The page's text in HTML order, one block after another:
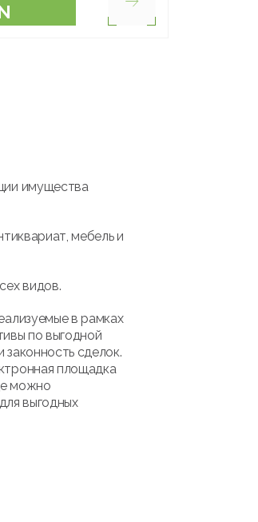
имущества
мебель и
видов.
в рамках
по выгодной
сделок.
площадка
можно
выгодных